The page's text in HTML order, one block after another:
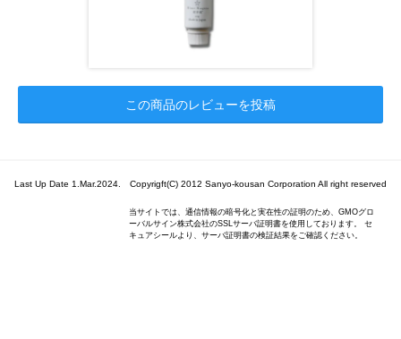
この商品のレビューを投稿
Last Up Date 1.Mar.2024. Copyrigft(C) 2012 Sanyo-kousan Corporation All right reserved
当サイトでは、通信情報の暗号化と実在性の証明のため、GMOグロ
ーバルサイン株式会社のSSLサーバ証明書を使用しております。 セ
キュアシールより、サーバ証明書の検証結果をご確認ください。